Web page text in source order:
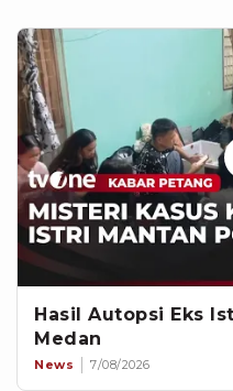
Hasil Autopsi Eks
Medan
News 7/08/2026